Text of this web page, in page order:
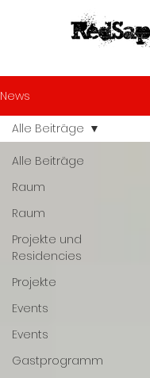
News
Alle Beiträge
Raum
Raum
Projekte und
Residencies
Projekte
Events
Events
Gastprogramm
Alle Beiträge